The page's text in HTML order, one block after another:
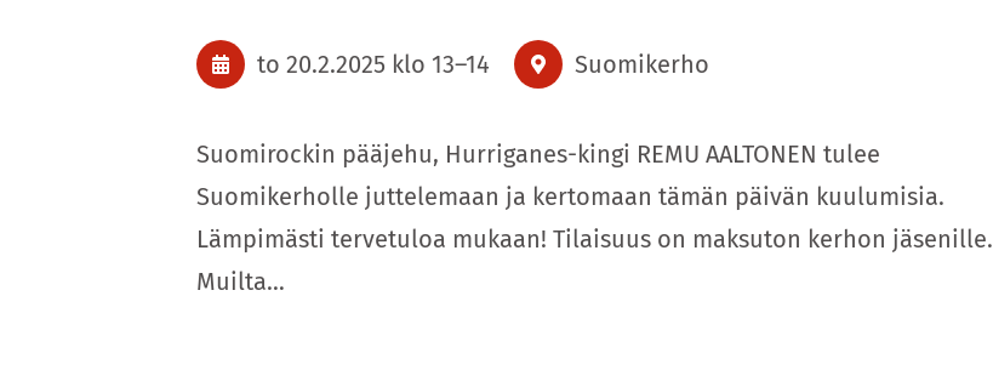
to 20.2.2025 klo 13–14 Suomikerho
Suomirockin pääjehu, Hurriganes-kingi REMU AALTONEN tulee
Suomikerholle juttelemaan ja kertomaan tämän päivän kuulumisia.
Lämpimästi tervetuloa mukaan! Tilaisuus on maksuton kerhon jäsenille.
Muilta…